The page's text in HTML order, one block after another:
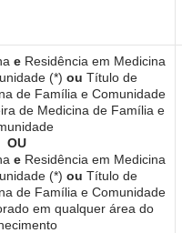
eResidência em Medicina
(*) ou Título de
de Família e Comunidade
de Medicina de Família e
OU
eResidência em Medicina
(*) ou Título de
de Família e Comunidade
em qualquer área do